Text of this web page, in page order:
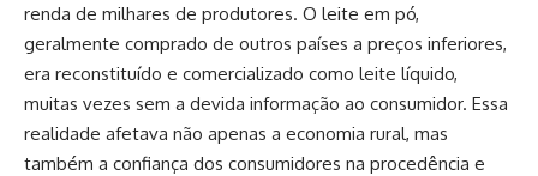
renda de milhares de produtores. O leite em pó,
geralmente comprado de outros países a preços inferiores,
era reconstituído e comercializado como leite líquido,
muitas vezes sem a devida informação ao consumidor. Essa
realidade afetava não apenas a economia rural, mas
também a confiança dos consumidores na procedência e